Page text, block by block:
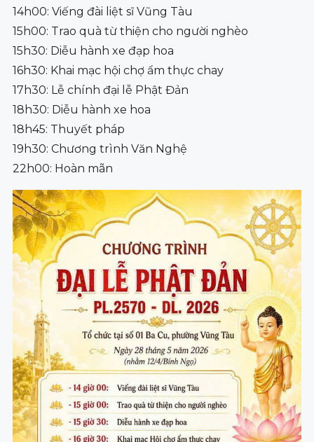
14h00: Viếng đài liệt sĩ Vũng Tàu
15h00: Trao quà từ thiện cho người nghèo
15h30: Diễu hành xe đạp hoa
16h30: Khai mạc hội chợ ẩm thực chay
17h30: Lễ chính đại lễ Phật Đản
18h30: Diễu hành xe hoa
18h45: Thuyết pháp
19h30: Chương trình Văn Nghệ
22h00: Hoàn mãn